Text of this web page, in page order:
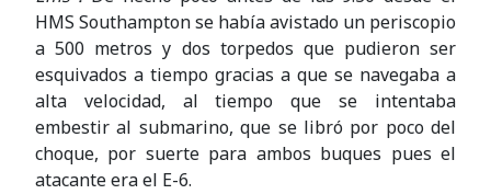
HMS Southampton se había avistado un periscopio
a 500 metros y dos torpedos que pudieron ser
esquivados a tiempo gracias a que se navegaba a
alta velocidad, al tiempo que se intentaba
embestir al submarino, que se libró por poco del
choque, por suerte para ambos buques pues el
atacante era el E-6.